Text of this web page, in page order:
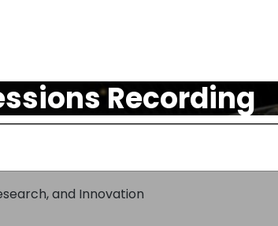
Recording
and Innovation